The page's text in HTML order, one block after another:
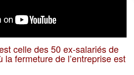
celle des 50 ex-salariés de
la fermeture de l’entreprise est